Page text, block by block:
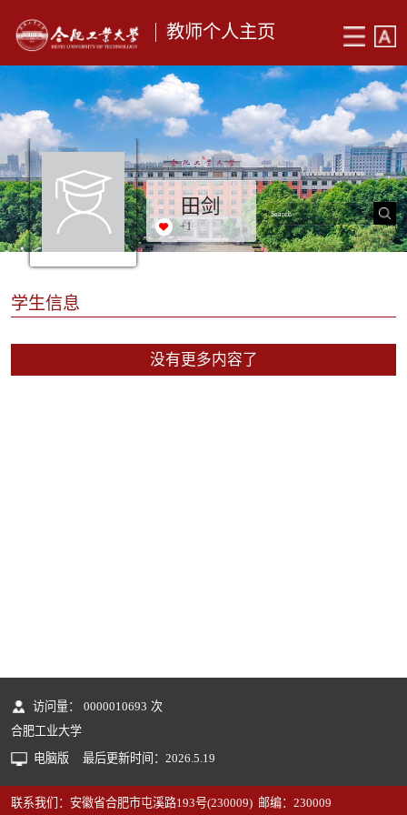
教师个人主页
田剑
+1
学生信息
没有更多内容了
访问量： 0000010693 次
合肥工业大学
电脑版
最后更新时间： 2026 5 19
联系我们：安徽省合肥市屯溪路193号(230009) 邮编：230009